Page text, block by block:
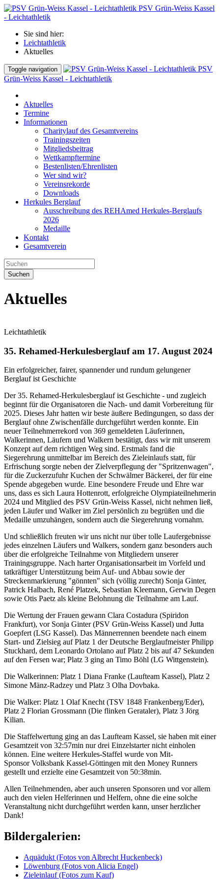
PSV Grün-Weiss Kassel
- Leichtathletik
Sie sind hier:
Leichtathletik
Aktuelles
Toggle navigation
PSV
Grün-Weiss Kassel - Leichtathletik
Aktuelles
Termine
Informationen
Charitylauf des Gesamtvereins
Trainingszeiten
Mitgliedsbeitrag
Wettkampftermine
Bestenlisten/Ehrenlisten
Wer sind wir?
Vereinsrekorde
Downloads
Herkules Berglauf
Ausschreibung des REHAmed Herkules-Berglaufs
2026
Medaille
Kontakt
Gesamtverein
Suchen
Aktuelles
Leichtathletik
35. Rehamed-Herkulesberglauf am 17. August 2024
Ein erfolgreicher, fairer, spannender und rundum gelungener
Berglauf ist Geschichte
Der 35. Rehamed-Herkulesberglauf ist Geschichte - und zugleich
beginnt für die Organisatoren die Nach- und damit Vorbereitung für
2025. Dieses Jahr hatten wir beste äußere Bedingungen, so dass der
Berglauf ohne Zwischenfälle durchgeführt werden konnte. Ein
neuer Teilnehmerrekord von 369 gemeldeten Läuferinnen,
Walkerinnen, Läufern und Walkern bestätigt, dass wir mit unserem
Konzept auf dem richtigen Weg sind. Erstmals fand die
Siegerehrung unmittelbar im Bereich des Zieleinlaufs statt, für
Erfrischung sorgte neben der Zielverpflegung der "Spritzenwagen",
für die Zuckerzufuhr Kuchen der Schwälmer Bäckerei, der für eine
Spende abgegeben wurde. Eine besondere Freude und Ehre war
uns, dass es sich Laura Hottenrott, erfolgreiche Olympiateilnehmerin
2024 und Mitglied des PSV Grün-Weiss Kassel, nicht nehmen ließ,
jeden Läufer und Walker im Ziel persönlich zu begrüßen und die
Medaille umzuhängen, sondern auch die Siegerehrung vornahm.
Und schließlich freuten wir uns nicht nur über tolle Laufergebnisse
jedes einzelnen Läufers und Walkers, sondern ganz besonders auch
über die erfolgreiche Teilnahme von Mitgliedern unserer
Trainingsgruppe. Nach harter Organisationsarbeit im Vorfeld und
tatkräftiger Unterstützung beim Auf- und Abbau sowie der
Streckenmarkierung "gönnten" sich (völlig zurecht) Sonja Ginter,
Patrick Halbach, René Platzek, Sebastian Kleemann, Gerwin Degen
sowie Otis Paetz als kleine Belohnung die Teilnahme am Lauf.
Die Wertung der Frauen gewann Clara Costadura (Spiridon
Frankfurt), vor Sonja Ginter (PSV Grün-Weiss Kassel) und Jutta
Goepfert (LSG Kassel). Das Männerrennen beendete nach einem
Start- und Zielsieg auf Platz 1 der Deutsche Berglaufmeister Philipp
Stuckhard, dem Leonardo Ortolano auf Platz 2 bis auf 47 Sekunden
auf den Fersen war; Platz 3 ging an Timo Böhl (LG Wittgenstein).
Die Walkerinnen: Platz 1 Diana Franke (Laufteam Kassel), Platz 2
Simone Mänz-Radzey und Platz 3 Olha Dovbaka.
Die Walker: Platz 1 Olaf Knecht (TSV 1848 Frankenberg/Eder),
Platz 2 Florian Grossmann (Die flinken Gerataler), Platz 3 Jörg
Kilian.
Die Staffelwertung ging an das Laufteam Kassel, sie haben mit einer
Gesamtzeit von 32:57min nur drei Einzelstarter nicht einholen
können. Eine weitere Herkules-Staffel wurde von Mit-
Sponsor Volksbank Kassel-Göttingen mit den Money Runners
gestellt und erzielte eine Gesamtzeit von 50:38min.
Allen Teilnehmenden, aber auch unseren Sponsoren und vor allem
auch den vielen Helferinnen und Helfern, ohne die eine solche
Veranstaltung nicht durchgeführt werden kann, unser herzlicher
Dank!
Bildergalerien:
Aquädukt (Fotos von Albrecht Huckenbeck)
Löwenburg (Fotos von Alicia Engel)
Zieleinlauf (Fotos zum Kauf)